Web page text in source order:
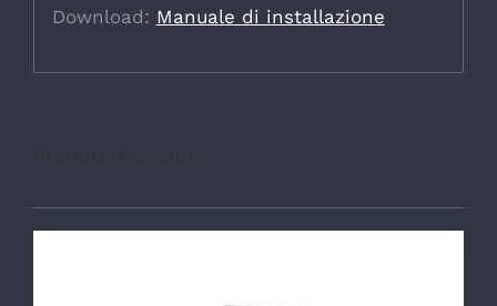
Download: Manuale di installazione